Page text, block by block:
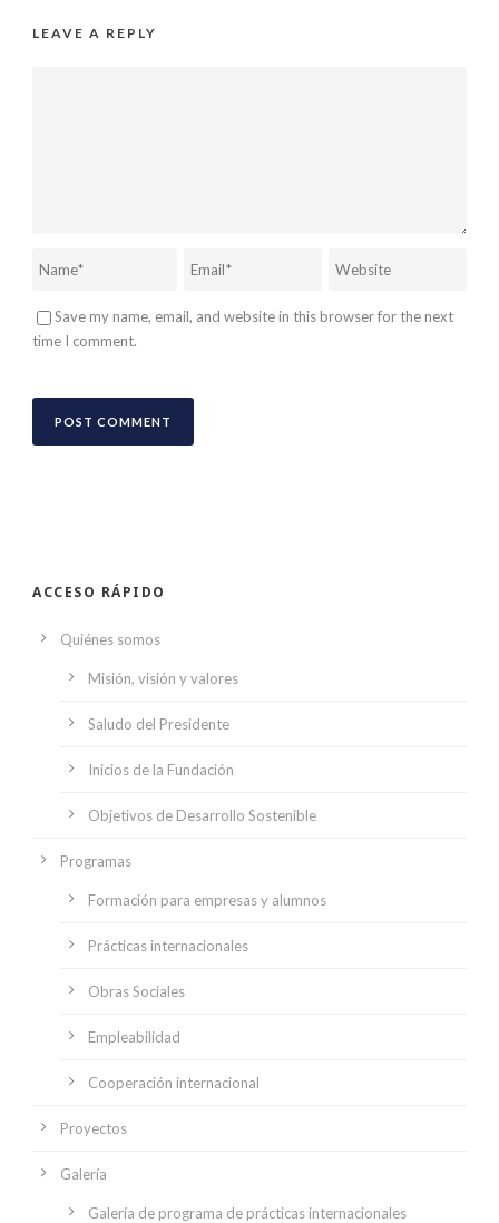
LEAVE A REPLY
Save my name, email, and website in this browser for the next
time I comment.
ACCESO RÁPIDO
Quiénes somos
Misión, visión y valores
Saludo del Presidente
Inicios de la Fundación
Objetivos de Desarrollo Sostenible
Programas
Formación para empresas y alumnos
Prácticas internacionales
Obras Sociales
Empleabilidad
Cooperación internacional
Proyectos
Galería
Galería de programa de prácticas internacionales